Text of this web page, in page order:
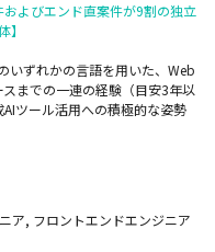
およびエンド直案件が9割の独立
いずれかの言語を用いた、Web
までの一連の経験（目安3年以
ツール活用への積極的な姿勢
ア, フロントエンドエンジニア